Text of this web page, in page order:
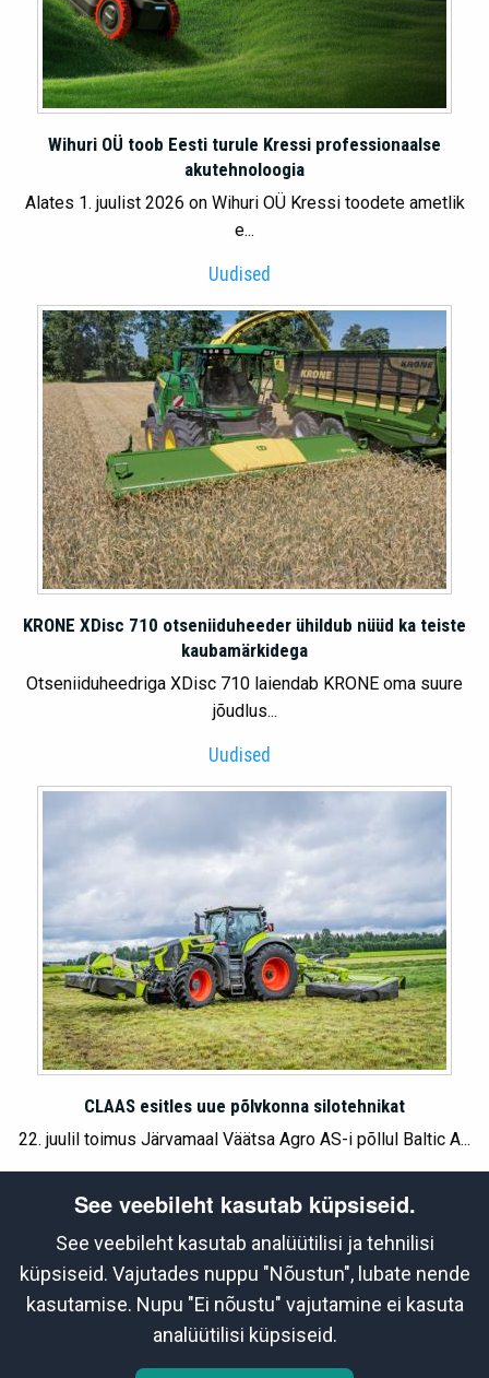
Wihuri OÜ toob Eesti turule Kressi professionaalse
akutehnoloogia
Alates 1. juulist 2026 on Wihuri OÜ Kressi toodete ametlik
e...
Uudised
KRONE XDisc 710 otseniiduheeder ühildub nüüd ka teiste
kaubamärkidega
Otseniiduheedriga XDisc 710 laiendab KRONE oma suure
jõudlus...
Uudised
CLAAS esitles uue põlvkonna silotehnikat
22. juulil toimus Järvamaal Väätsa Agro AS-i põllul Baltic A...
Partnerid
www.traktorpool.lt
www.traktorpool.lv
www.profilatvija.lv
www.whatcar.lv
www.traktorpool.ee
www.whatcar.ee
See veebileht kasutab küpsiseid.
See veebileht kasutab analüütilisi ja tehnilisi
küpsiseid. Vajutades nuppu "Nõustun", lubate nende
kasutamise. Nupu "Ei nõustu" vajutamine ei kasuta
analüütilisi küpsiseid.